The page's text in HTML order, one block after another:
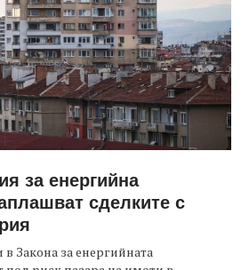
за енергийна
сделките с
Закона за енергийната